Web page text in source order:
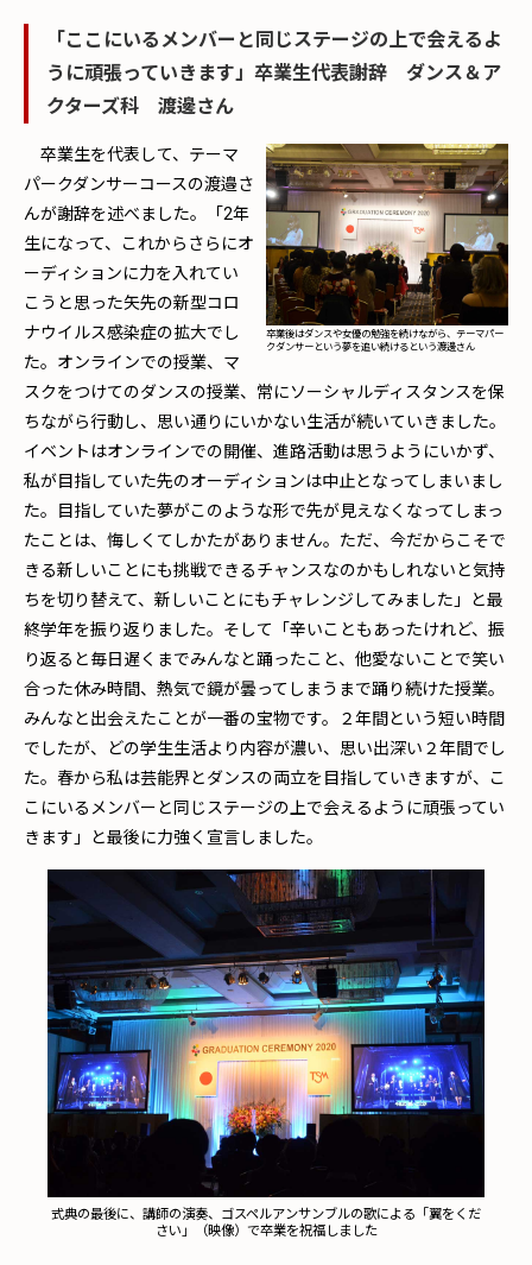
「ここにいるメンバーと同じステージの上で会えるよ
うに頑張っていきます」卒業生代表謝辞 ダンス＆ア
クターズ科 渡邊さん
卒業後はダンスや女優の勉強を続けながら、テーマパー
クダンサーという夢を追い続けるという渡邊さん
卒業生を代表して、テーマ
パークダンサーコースの渡邉さ
んが謝辞を述べました。「2年
生になって、これからさらにオ
ーディションに力を入れてい
こうと思った矢先の新型コロ
ナウイルス感染症の拡大でし
た。オンラインでの授業、マ
スクをつけてのダンスの授業、常にソーシャルディスタンスを保
ちながら行動し、思い通りにいかない生活が続いていきました。
イベントはオンラインでの開催、進路活動は思うようにいかず、
私が目指していた先のオーディションは中止となってしまいまし
た。目指していた夢がこのような形で先が見えなくなってしまっ
たことは、悔しくてしかたがありません。ただ、今だからこそで
きる新しいことにも挑戦できるチャンスなのかもしれないと気持
ちを切り替えて、新しいことにもチャレンジしてみました」と最
終学年を振り返りました。そして「辛いこともあったけれど、振
り返ると毎日遅くまでみんなと踊ったこと、他愛ないことで笑い
合った休み時間、熱気で鏡が曇ってしまうまで踊り続けた授業。
みんなと出会えたことが一番の宝物です。２年間という短い時間
でしたが、どの学生生活より内容が濃い、思い出深い２年間でし
た。春から私は芸能界とダンスの両立を目指していきますが、こ
こにいるメンバーと同じステージの上で会えるように頑張ってい
きます」と最後に力強く宣言しました。
式典の最後に、講師の演奏、ゴスペルアンサンブルの歌による「翼をくだ
さい」（映像）で卒業を祝福しました